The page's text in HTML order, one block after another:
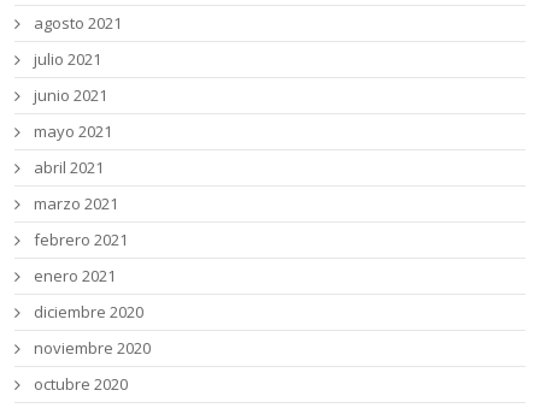
agosto 2021
julio 2021
junio 2021
mayo 2021
abril 2021
marzo 2021
febrero 2021
enero 2021
diciembre 2020
noviembre 2020
octubre 2020